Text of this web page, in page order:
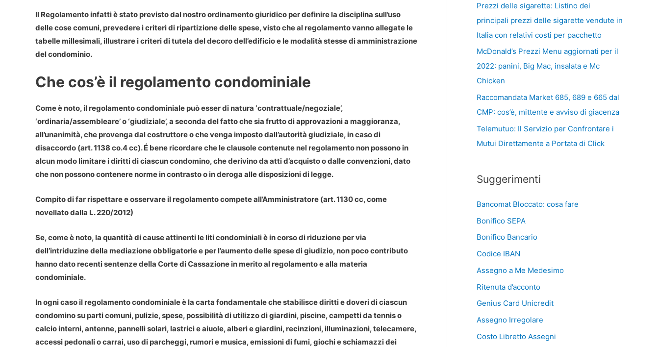
Il Regolamento infatti è stato previsto dal nostro ordinamento giuridico per definire la disciplina sull’uso
delle cose comuni, prevedere i criteri di ripartizione delle spese, visto che al regolamento vanno allegate le
tabelle millesimali, illustrare i criteri di tutela del decoro dell’edificio e le modalità stesse di amministrazione
del condominio.
Che cos’è il regolamento condominiale
Come è noto, il regolamento condominiale può esser di natura ‘contrattuale/negoziale’,
‘ordinaria/assembleare’ o ‘giudiziale’, a seconda del fatto che sia frutto di approvazioni a maggioranza,
all’unanimità, che provenga dal costruttore o che venga imposto dall’autorità giudiziale, in caso di
disaccordo (art. 1138 co.4 cc). É bene ricordare che le clausole contenute nel regolamento non possono in
alcun modo limitare i diritti di ciascun condomino, che derivino da atti d’acquisto o dalle convenzioni, dato
che non possono contenere norme in contrasto o in deroga alle disposizioni di legge.
Compito di far rispettare e osservare il regolamento compete all’Amministratore (art. 1130 cc, come
novellato dalla L. 220/2012)
Se, come è noto, la quantità di cause attinenti le liti condominiali è in corso di riduzione per via
dell’intriduzine della mediazione obbligatorie e per l’aumento delle spese di giudizio, non poco contributo
hanno dato recenti sentenze della Corte di Cassazione in merito al regolamento e alla materia
condominiale.
In ogni caso il regolamento condominiale è la carta fondamentale che stabilisce diritti e doveri di ciascun
condominosu parti comuni, pulizie, spese, possibilità di utilizzo di giardini, piscine, campetti da tennis o
calcio interni, antenne, pannelli solari, lastrici e aiuole, alberi e giardini, recinzioni, illuminazioni, telecamere,
accessi pedonali o carrai, uso di parcheggi, rumori e musica, emissioni di fumi, giochi e schiamazzi dei
Prezzi delle sigarette: Listino dei
principali prezzi delle sigarette vendute in
Italia con relativi costi per pacchetto
McDonald’s Prezzi Menu aggiornati per il
2022: panini, Big Mac, insalata e Mc
Chicken
Raccomandata Market 685, 689 e 665 dal
CMP: cos’è, mittente e avviso di giacenza
Telemutuo: Il Servizio per Confrontare i
Mutui Direttamente a Portata di Click
Suggerimenti
Bancomat Bloccato: cosa fare
Bonifico SEPA
Bonifico Bancario
Codice IBAN
Assegno a Me Medesimo
Ritenuta d’acconto
Genius Card Unicredit
Assegno Irregolare
Costo Libretto Assegni